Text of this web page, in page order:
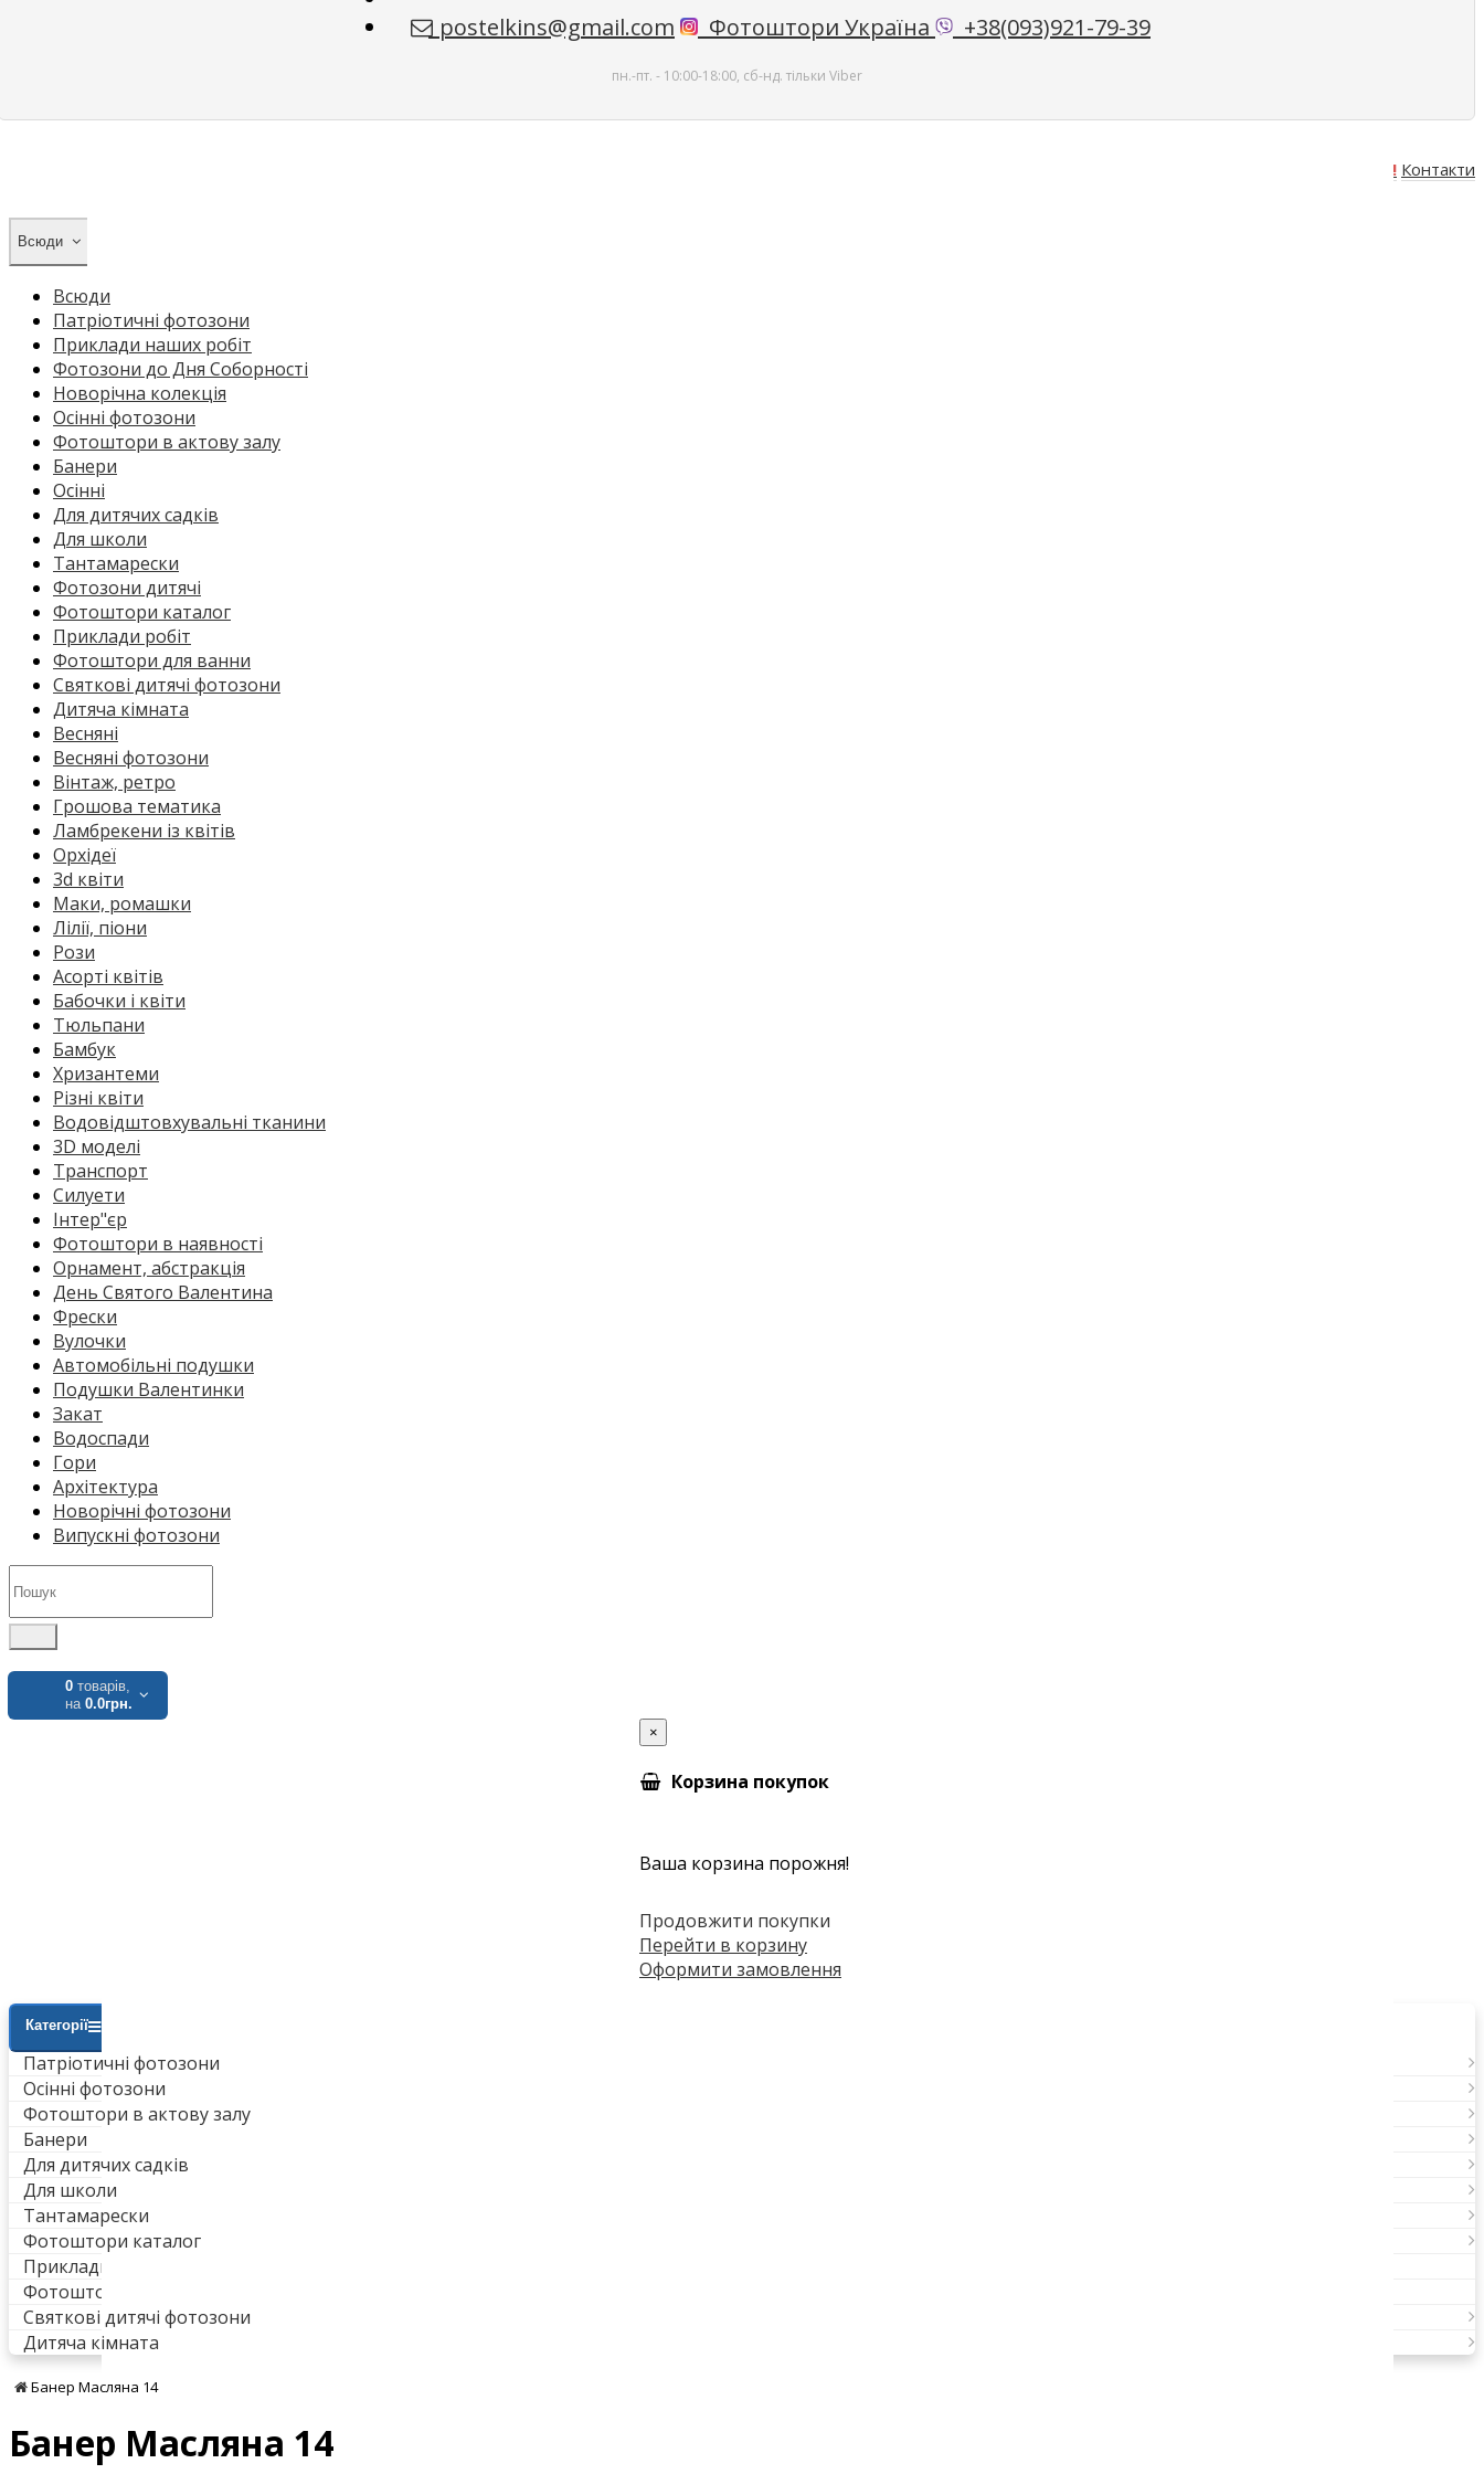
postelkins@gmail.com Фотоштори Україна +38(093)921-79-39
пн.-пт. - 10:00-18:00, сб-нд. тільки Viber
Акція! Контакти
Всюди
Всюди
Патріотичні фотозони
Приклади наших робіт
Фотозони до Дня Соборності
Новорічна колекція
Осінні фотозони
Фотоштори в актову залу
Банери
Осінні
Для дитячих садків
Для школи
Тантамарески
Фотозони дитячі
Фотоштори каталог
Приклади робіт
Фотоштори для ванни
Святкові дитячі фотозони
Дитяча кімната
Весняні
Весняні фотозони
Вінтаж, ретро
Грошова тематика
Ламбрекени із квітів
Орхідеї
3d квіти
Маки, ромашки
Лілії, піони
Рози
Асорті квітів
Бабочки і квіти
Тюльпани
Бамбук
Хризантеми
Різні квіти
Водовідштовхувальні тканини
3D моделі
Транспорт
Силуети
Інтер"єр
Фотоштори в наявності
Орнамент, абстракція
День Святого Валентина
Фрески
Вулочки
Автомобільні подушки
Подушки Валентинки
Закат
Водоспади
Гори
Архітектура
Новорічні фотозони
Випускні фотозони
0 товарів,
на 0.0грн.
×
Корзина покупок
Ваша корзина порожня!
Продовжити покупки
Перейти в корзину
Оформити замовлення
Категорії
Патріотичні фотозони
Осінні фотозони
Фотоштори в актову залу
Банери
Для дитячих садків
Для школи
Тантамарески
Фотоштори каталог
Приклади робіт
Фотоштори для ванни
Святкові дитячі фотозони
Дитяча кімната
Банер Масляна 14
Банер Масляна 14